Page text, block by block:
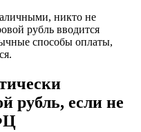
никто не
рубль вводится
способы оплаты,
рубль, если не